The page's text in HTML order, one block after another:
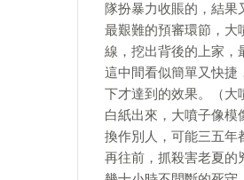
隊扮暴力收賬的，結果
最艱難的預審環節，大
線，挖出背後的上家，
這中間看似簡單又快捷
下才達到的效果。（大
白紙出來，大噴子像模
換作別人，可能三五年
再往前，抓殺害老夏的